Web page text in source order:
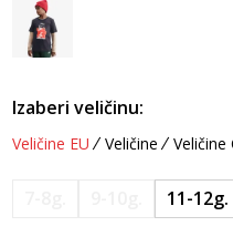
Izaberi veličinu:
Veličine EU Veličine Veličine
11-12g.